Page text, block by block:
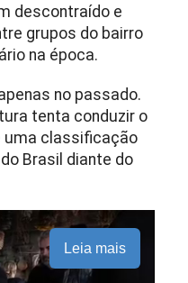
descontraído e
grupos do bairro
na época.
no passado.
tenta conduzir o
uma classificação
Brasil diante do
Leia mais